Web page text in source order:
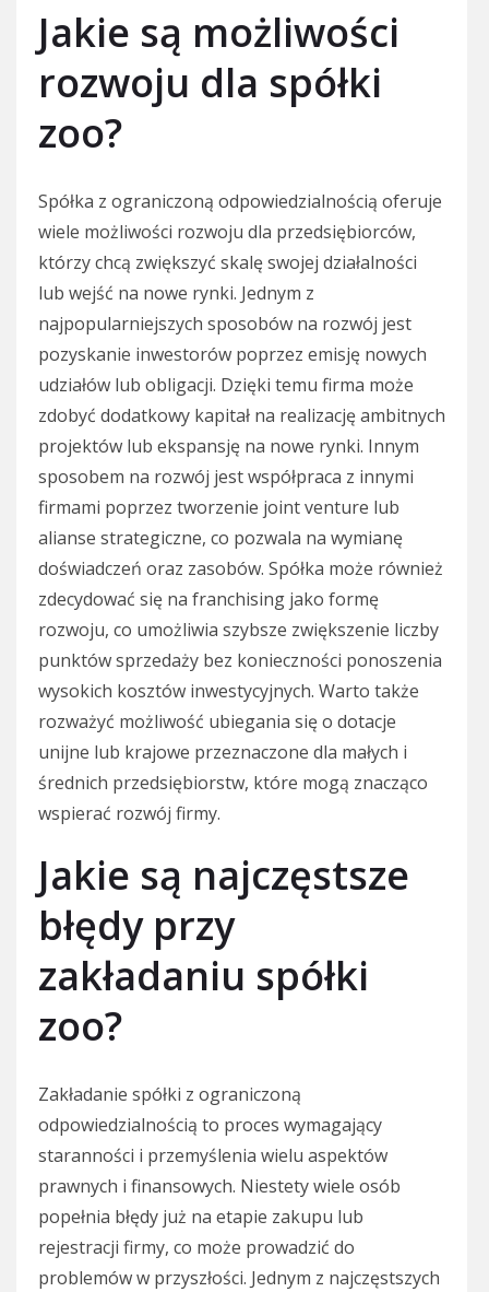
Jakie są możliwości
rozwoju dla spółki
zoo?
Spółka z ograniczoną odpowiedzialnością oferuje
wiele możliwości rozwoju dla przedsiębiorców,
którzy chcą zwiększyć skalę swojej działalności
lub wejść na nowe rynki. Jednym z
najpopularniejszych sposobów na rozwój jest
pozyskanie inwestorów poprzez emisję nowych
udziałów lub obligacji. Dzięki temu firma może
zdobyć dodatkowy kapitał na realizację ambitnych
projektów lub ekspansję na nowe rynki. Innym
sposobem na rozwój jest współpraca z innymi
firmami poprzez tworzenie joint venture lub
alianse strategiczne, co pozwala na wymianę
doświadczeń oraz zasobów. Spółka może również
zdecydować się na franchising jako formę
rozwoju, co umożliwia szybsze zwiększenie liczby
punktów sprzedaży bez konieczności ponoszenia
wysokich kosztów inwestycyjnych. Warto także
rozważyć możliwość ubiegania się o dotacje
unijne lub krajowe przeznaczone dla małych i
średnich przedsiębiorstw, które mogą znacząco
wspierać rozwój firmy.
Jakie są najczęstsze
błędy przy
zakładaniu spółki
zoo?
Zakładanie spółki z ograniczoną
odpowiedzialnością to proces wymagający
staranności i przemyślenia wielu aspektów
prawnych i finansowych. Niestety wiele osób
popełnia błędy już na etapie zakupu lub
rejestracji firmy, co może prowadzić do
problemów w przyszłości. Jednym z najczęstszych